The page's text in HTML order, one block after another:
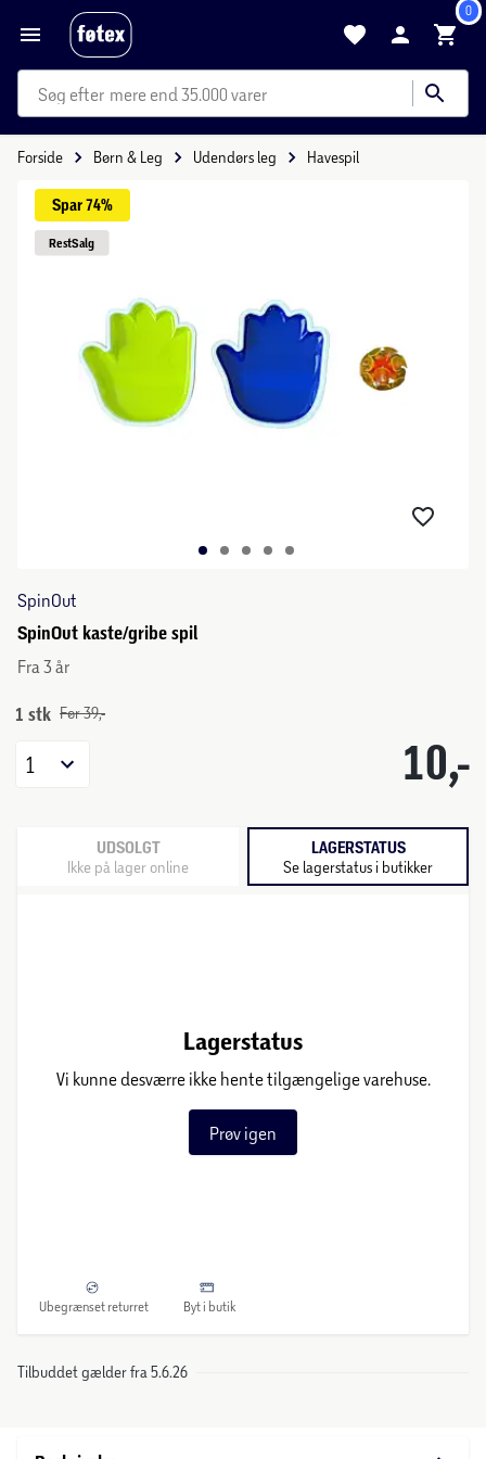
0
mere end 35.000 varer
Forside Børn & Leg Udendørs leg Havespil
Spar 74%
RestSalg
SpinOut
SpinOut kaste/gribe spil
Fra 3 år
1 stk Før 39,-
10,-
1
UDSOLGT
Ikke på lager online
LAGERSTATUS
Se lagerstatus i butikker
Lagerstatus
Vi kunne desværre ikke hente tilgængelige varehuse.
Prøv igen
Ubegrænset returret Byt i butik
Tilbuddet gælder fra 5.6.26